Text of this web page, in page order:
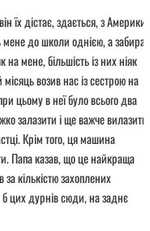
їх дістає, здається, з Америки.
мене до школи однією, а забирає
мене, більшість із них ніяк
місяць возив нас із сестрою на
цьому в неї було всього два
залазити і ще важче вилазити.
Крім того, ця машина
Папа казав, що це найкраща
кількістю захоплених
б цих дурнів сюди, на заднє